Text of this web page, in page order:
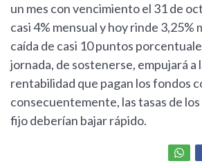
un mes con vencimiento el 31 de
casi 4% mensual y hoy rinde 3,25%
caída de casi 10 puntos
jornada, de sostenerse, empujará a
rentabilidad que pagan los fondos
consecuentemente, las tasas de
fijo deberían bajar rápido.